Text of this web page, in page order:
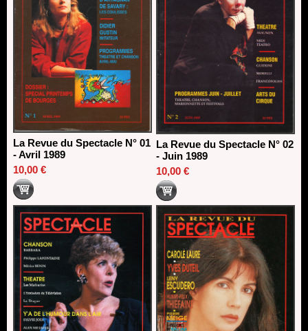
La Revue du Spectacle N° 01
- Avril 1989
10,00 €
La Revue du Spectacle N° 02
- Juin 1989
10,00 €